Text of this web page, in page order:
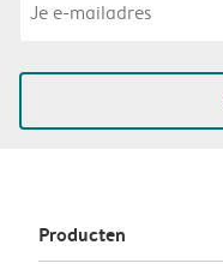
Producten